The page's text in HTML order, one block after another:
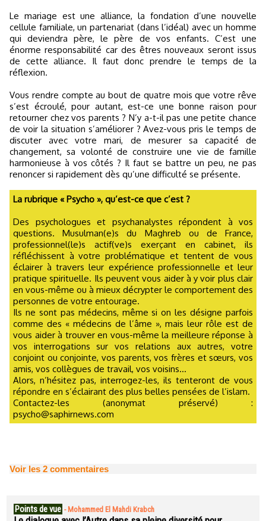
Le mariage est une alliance, la fondation d’une nouvelle
cellule familiale, un partenariat (dans l’idéal) avec un homme
qui deviendra père, le père de vos enfants. C’est une
énorme responsabilité car des êtres nouveaux seront issus
de cette alliance. Il faut donc prendre le temps de la
réflexion.
Vous rendre compte au bout de quatre mois que votre rêve
s’est écroulé, pour autant, est-ce une bonne raison pour
retourner chez vos parents ? N’y a-t-il pas une petite chance
de voir la situation s’améliorer ? Avez-vous pris le temps de
discuter avec votre mari, de mesurer sa capacité de
changement, sa volonté de construire une vie de famille
harmonieuse à vos côtés ? Il faut se battre un peu, ne pas
renoncer si rapidement dès qu’une difficulté se présente.
La rubrique « Psycho », qu’est-ce que c’est ?
Des psychologues et psychanalystes répondent à vos
questions. Musulman(e)s du Maghreb ou de France,
professionnel(le)s actif(ve)s exerçant en cabinet, ils
réfléchissent à votre problématique et tentent de vous
éclairer à travers leur expérience professionnelle et leur
pratique spirituelle. Ils peuvent vous aider à y voir plus clair
en vous-même ou à mieux décrypter le comportement des
personnes de votre entourage.
Ils ne sont pas médecins, même si on les désigne parfois
comme des « médecins de l’âme », mais leur rôle est de
vous aider à trouver en vous-même la meilleure réponse à
vos interrogations sur vos relations aux autres, votre
conjoint ou conjointe, vos parents, vos frères et sœurs, vos
amis, vos collègues de travail, vos voisins...
Alors, n’hésitez pas, interrogez-les, ils tenteront de vous
répondre en s’éclairant des plus belles pensées de l’islam.
Contactez-les (anonymat préservé) :
psycho@saphirnews.com
Voir les 2 commentaires
Points de vue - Mohammed El Mahdi Krabch